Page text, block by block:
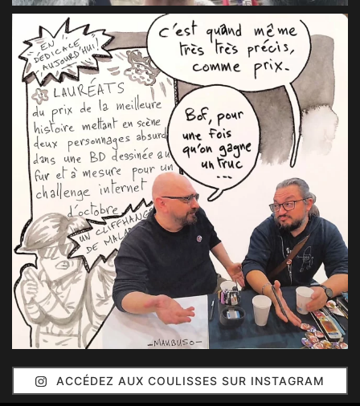
ACCÉDEZ AUX COULISSES SUR INSTAGRAM